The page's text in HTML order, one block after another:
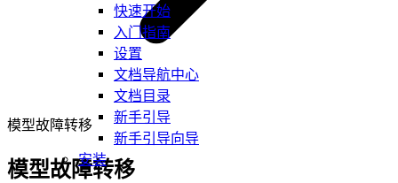
快速开始
入门指南
设置
文档导航中心
文档目录
新手引导
新手引导向导
安装
模型故障转移
模型故障转移